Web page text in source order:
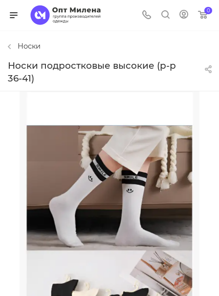
0
Носки
Носки подростковые высокие (р-р
36-41)